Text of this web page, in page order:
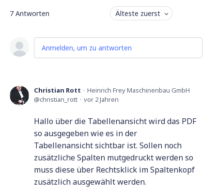
7 Antworten Älteste zuerst
Anmelden, um zu antworten
Christian Rott
Heinrich Frey Maschinenbau GmbH
christian_rott
vor 2 Jahren
Hallo über die Tabellenansicht wird das PDF
so ausgegeben wie es in der
Tabellenansicht sichtbar ist. Sollen noch
zusätzliche Spalten mutgedruckt werden so
muss diese über Rechtsklick im Spaltenkopf
zusätzlich ausgewählt werden.